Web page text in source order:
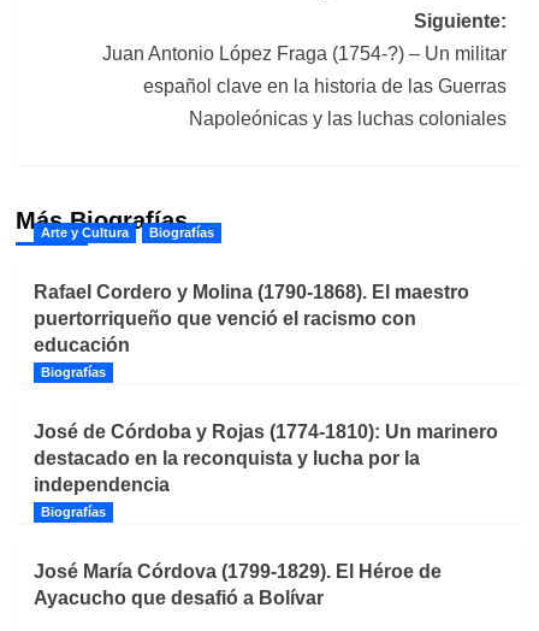
Siguiente:
Juan Antonio López Fraga (1754-?) – Un militar
español clave en la historia de las Guerras
Napoleónicas y las luchas coloniales
Más Biografías
Arte y Cultura Biografías
Rafael Cordero y Molina (1790-1868). El maestro
puertorriqueño que venció el racismo con
educación
Biografías
José de Córdoba y Rojas (1774-1810): Un marinero
destacado en la reconquista y lucha por la
independencia
Biografías
José María Córdova (1799-1829). El Héroe de
Ayacucho que desafió a Bolívar